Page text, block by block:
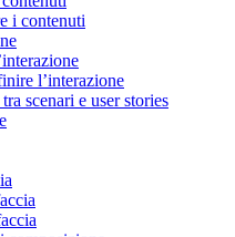
i contenuti
l’interazione
scenari e user stories